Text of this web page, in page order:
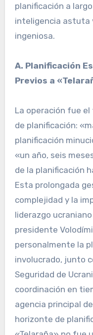
planificación a
inteligencia astuta
ingeniosa.
A. Planificación
Previos a
La operación fue
de planificación:
planificación
«un año, seis
de la planificación
Esta prolongada
complejidad y la
liderazgo
presidente
personalmente la
involucrado, junto
Seguridad de
coordinación en
agencia principal
horizonte de